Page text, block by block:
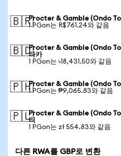
🇧🇷Procter & Gamble (Ondo
1 PGon는 R$761.24와 같음
🇧🇩Procter & Gamble (Ondo
타카
1 PGon는 ৳18,431.50와 같음
🇵🇭Procter & Gamble (Ondo
1 PGon는 ₱9,065.83와 같음
🇵🇱Procter & Gamble (Ondo
티
1 PGon는 zł 554.83와 같음
다른 RWA를 GBP로 변환